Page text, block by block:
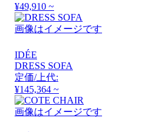
¥49,910 ~
画像はイメージです
IDÉE
DRESS SOFA
定価/上代:
¥145,364 ~
画像はイメージです